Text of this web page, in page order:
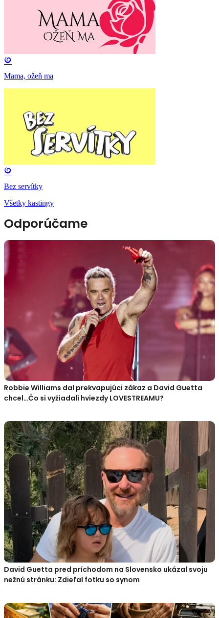
Mama, ožeň ma
Bez servítky
Všetky kastingy
Odporúčame
Robbie Williams dal prekvapujúci zákaz a David Guetta
chcel…Čo si vyžiadali hviezdy LOVESTREAMU?
David Guetta pred príchodom na Slovensko ukázal svoju
nežnú stránku: Zdieľal fotku so synom